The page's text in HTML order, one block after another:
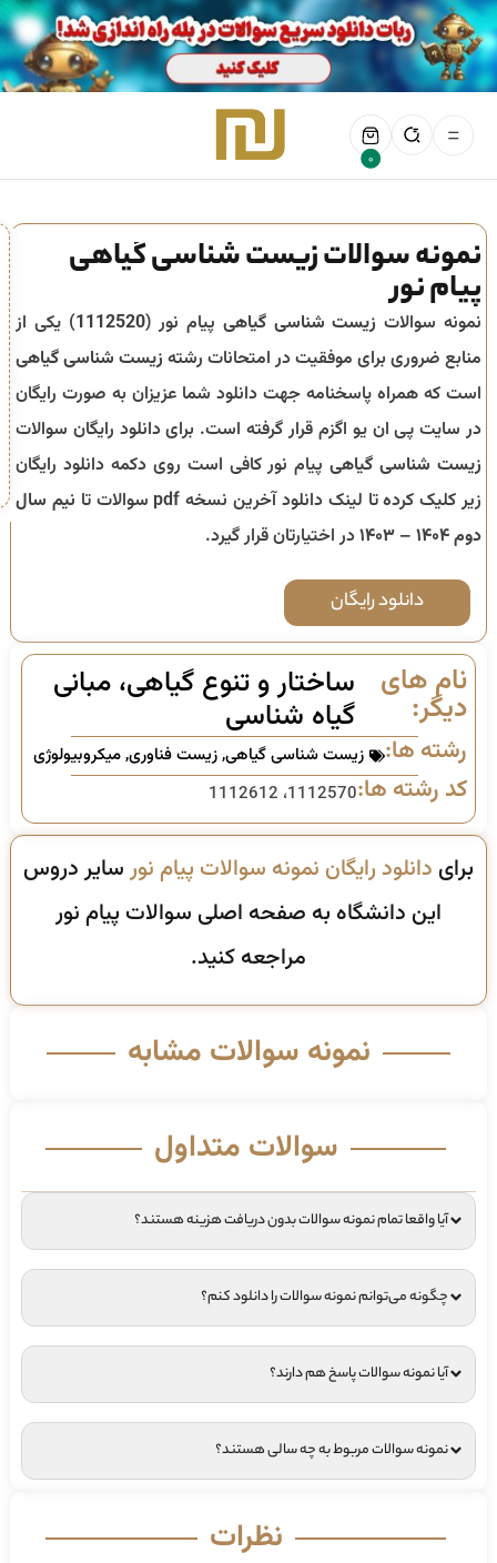
0
نمونه سوالات زیست شناسی گیاهی
پیام نور
نمونه سوالات زیست شناسی گیاهی پیام نور (1112520) یکی از
منابع ضروری برای موفقیت در امتحانات رشته زیست شناسی گیاهی
است که همراه پاسخنامه جهت دانلود شما عزیزان به صورت رایگان
در سایت پی ان یو اگزم قرار گرفته است. برای دانلود رایگان سوالات
زیست شناسی گیاهیپیام نور کافی است روی دکمه دانلود رایگان
زیر کلیک کرده تا لینک دانلود آخرین نسخه pdf سوالات تا
نیم سال
دوم ۱۴۰۴ – ۱۴۰۳
در اختیارتان قرار گیرد.
دانلود رایگان
نام های
دیگر:
ساختار و تنوع گیاهی، مبانی
گیاه شناسی
رشته ها: زیست شناسی گیاهی,زیست فناوری,میکروبیولوژی
کد رشته ها:1112570، 1112612
برای دانلود رایگان نمونه سوالات پیام نورسایر دروس
این دانشگاه به صفحه اصلی سوالات پیام نور
مراجعه کنید.
نمونه سوالات مشابه
سوالات متداول
آیا واقعا تمام نمونه سوالات بدون دریافت هزینه هستند؟
چگونه می‌توانم نمونه سوالات را دانلود کنم؟
آیا نمونه سوالات پاسخ هم دارند؟
نمونه سوالات مربوط به چه سالی هستند؟
نظرات